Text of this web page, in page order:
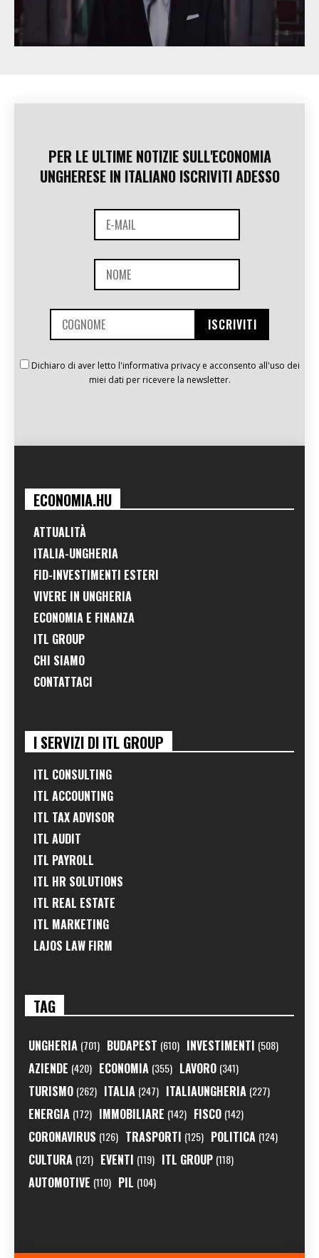
PER LE ULTIME NOTIZIE SULL'ECONOMIA
UNGHERESE IN ITALIANO ISCRIVITI ADESSO
Dichiaro di aver letto l'informativa privacy e acconsento all'uso dei
miei dati per ricevere la newsletter.
ECONOMIA.HU
ATTUALITÀ
ITALIA-UNGHERIA
FID-INVESTIMENTI ESTERI
VIVERE IN UNGHERIA
ECONOMIA E FINANZA
ITL GROUP
CHI SIAMO
CONTATTACI
I SERVIZI DI ITL GROUP
ITL CONSULTING
ITL ACCOUNTING
ITL TAX ADVISOR
ITL AUDIT
ITL PAYROLL
ITL HR SOLUTIONS
ITL REAL ESTATE
ITL MARKETING
LAJOS LAW FIRM
TAG
UNGHERIA (701) BUDAPEST (610) INVESTIMENTI (508)
AZIENDE (420) ECONOMIA (355) LAVORO (341)
TURISMO (262) ITALIA (247) ITALIAUNGHERIA (227)
ENERGIA (172) IMMOBILIARE (142) FISCO (142)
CORONAVIRUS (126) TRASPORTI (125) POLITICA (124)
CULTURA (121) EVENTI (119) ITL GROUP (118)
AUTOMOTIVE (110) PIL (104)